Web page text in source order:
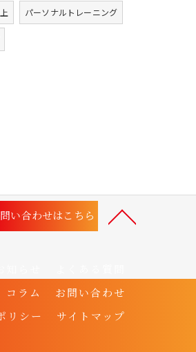
パーソナルトレーニング
い合わせはこちら
コラム
お問い合わせ
リシー
サイトマップ